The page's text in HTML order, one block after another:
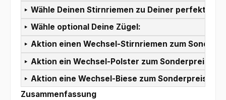
Wähle Deinen Stirnriemen zu Deiner perfekten
Wähle optional Deine Zügel:
Aktion einen Wechsel-Stirnriemen zum
Aktion ein Wechsel-Polster zum Sonderpreis:
Aktion eine Wechsel-Biese zum Sonderpreis:
Zusammenfassung